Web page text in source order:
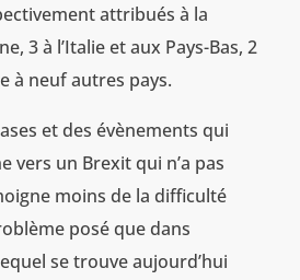
attribués à la
3 à l’Italie et aux Pays-Bas, 2
à neuf autres pays.
et des évènements qui
vers un Brexit qui n’a pas
moins de la difficulté
posé que dans
se trouve aujourd’hui